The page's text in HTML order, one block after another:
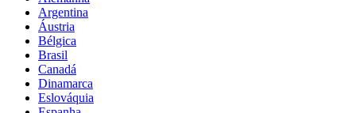
Argentina
Áustria
Bélgica
Brasil
Canadá
Dinamarca
Eslováquia